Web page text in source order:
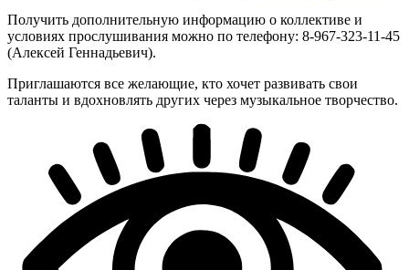
Получить дополнительную информацию о коллективе и
условиях прослушивания можно по телефону: 8-967-323-11-45
(Алексей Геннадьевич).
Приглашаются все желающие, кто хочет развивать свои
таланты и вдохновлять других через музыкальное творчество.